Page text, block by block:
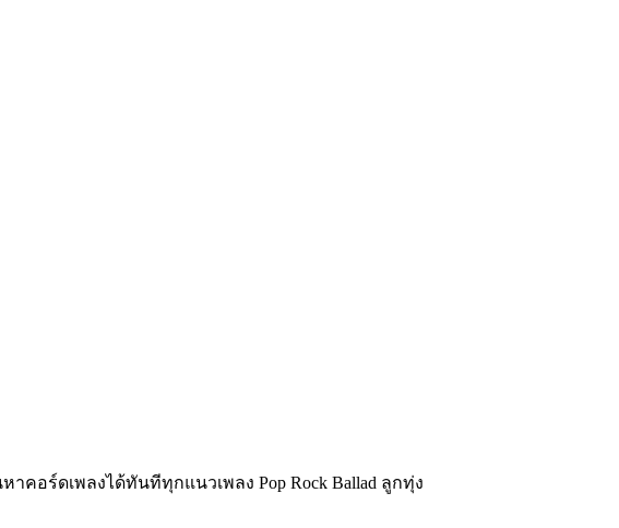
อร์ดเพลงได้ทันทีทุกแนวเพลง Pop Rock Ballad ลูกทุ่ง